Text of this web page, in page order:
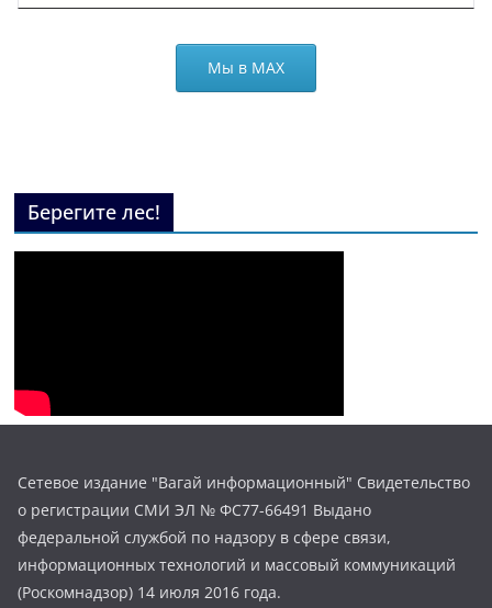
Мы в МАХ
Берегите лес!
Сетевое издание "Вагай информационный" Свидетельство
о регистрации СМИ ЭЛ № ФС77-66491 Выдано
федеральной службой по надзору в сфере связи,
информационных технологий и массовый коммуникаций
(Роскомнадзор) 14 июля 2016 года.